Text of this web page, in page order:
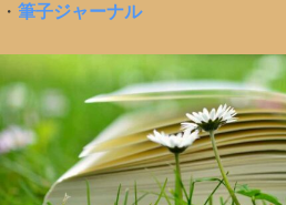
・ 筆子ジャーナル